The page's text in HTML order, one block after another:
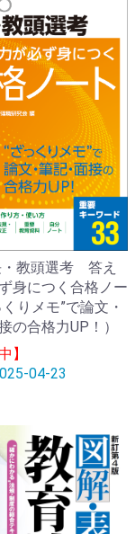
教頭選考 答え
身につく合格ノー
くりメモ”で論文・
の合格力UP！）
】
04-23